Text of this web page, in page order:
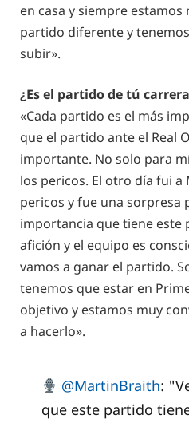
en casa y siempre estamos
partido diferente y
subir».
¿Es el partido de tú
«Cada partido es el más
que el partido ante el Real
importante. No solo para
los pericos. El otro día fui a
pericos y fue una sorpresa
importancia que tiene este
afición y el equipo es
vamos a ganar el partido.
tenemos que estar en
objetivo y estamos muy
a hacerlo».
@MartinBraith:
que este partido